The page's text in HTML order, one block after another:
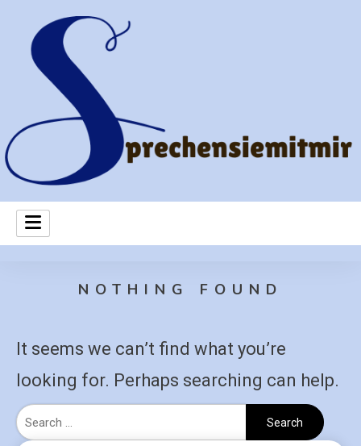
NOTHING FOUND
It seems we can’t find what you’re
looking for. Perhaps searching can help.